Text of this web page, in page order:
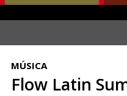
MÚSICA
Flow Latin